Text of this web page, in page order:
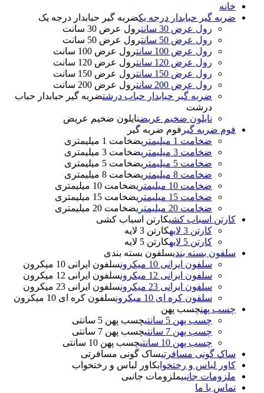
خانه
ضربه گیر حبابدار درجه یکضربه گیر حبابدار درجه یک
رول عرض 30 سانت
رول عرض 30 سانت
رول عرض 50 سانت
رول عرض 50 سانت
رول عرض 100 سانت
رول عرض 100 سانت
رول عرض 120 سانت
رول عرض 120 سانت
رول عرض 150 سانت
رول عرض 150 سانت
رول عرض 200 سانت
رول عرض 200 سانت
ضربه گیر حبابدار حباب درشتضربه گیر حبابدار حباب
درشت
نایلون ضخیم عریضنایلون ضخیم عریض
فوم ضربه گیر فوم ضربه گیر
ضخامت 1 میلیمتری
ضخامت 1 میلیمتری
ضخامت 3 میلیمتری
ضخامت 3 میلیمتری
ضخامت 5 میلیمتری
ضخامت 5 میلیمتری
ضخامت 8 میلیمتری
ضخامت 8 میلیمتری
ضخامت 10 میلیمتری
ضخامت 10 میلیمتری
ضخامت 15 میلیمتری
ضخامت 15 میلیمتری
ضخامت 20 میلیمتری
ضخامت 20 میلیمتری
کارتن اسباب کشیکارتن اسباب کشی
کارتن 3 لایه
کارتن 3 لایه
کارتن 5 لایه
کارتن 5 لایه
سلفون بسته بندیسلفون بسته بندی
سلفون ایرانی 10 میکرون
سلفون ایرانی 10 میکرون
سلفون ایرانی 12 میکرون
سلفون ایرانی 12 میکرون
سلفون ایرانی 23 میکرون
سلفون ایرانی 23 میکرون
سلفون کره ای 10 میکرون
سلفون کره ای 10 میکرون
چسب پهنچسب پهن
چسب پهن 5 سانتی
چسب پهن 5 سانتی
چسب پهن 7 سانتی
چسب پهن 7 سانتی
چسب پهن 10 سانتی
چسب پهن 10 سانتی
ساک گونی مسافرتیساک گونی مسافرتی
کاور لباس و رختخوابکاور لباس و رختخواب
ملزومات جانبیملزومات جانبی
تماس با ما